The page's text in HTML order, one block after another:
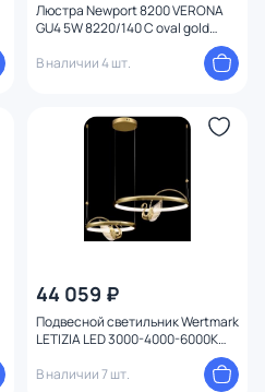
Люстра Newport 8200 VERONA
GU4 5W 8220/140 С oval gold
В наличии 4 шт.
44 059 ₽
Подвесной светильник Wertmark
LETIZIA LED 3000-4000-6000К
WE466.04.303
В наличии 7 шт.